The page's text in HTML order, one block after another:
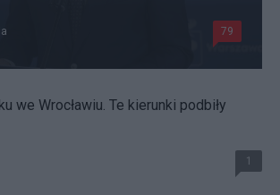
79
we Wrocławiu. Te kierunki podbiły
1